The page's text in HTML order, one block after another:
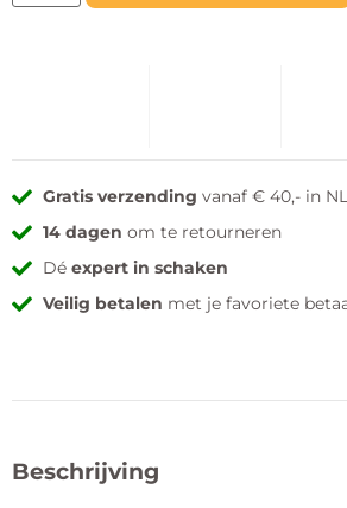
Gratis verzending vanaf € 40,- in NL
14 dagen om te retourneren
Déexpert in schaken
Veilig betalen met je favoriete
Beschrijving